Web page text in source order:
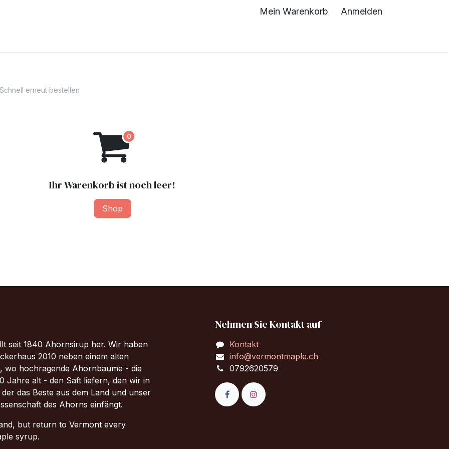
Mein Warenkorb Anmelden
Schnell erneut bestellen
Ihr Warenkorb ist noch leer!
Shop
seit 1840 Ahornsirup her. Wir haben
2010 neben einem alten
wo hochragende Ahornbäume - die
Jahre alt - den Saft liefern, den wir in
das Beste aus dem Land und unser
des Ahorns einfängt.
but return to Vermont every
syrup.
Nehmen Sie Kontakt auf
Kontakt
info@vermontmaple.ch
0792620579